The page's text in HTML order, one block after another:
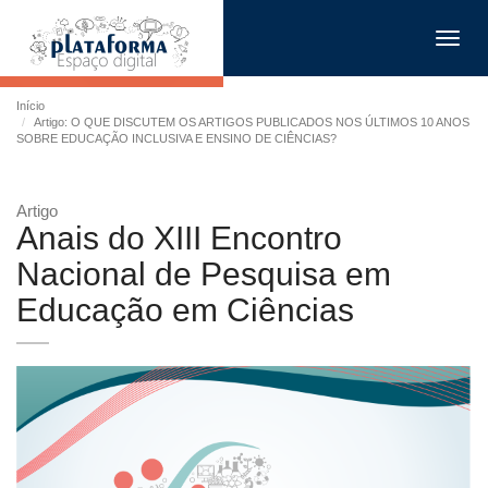
Início
Artigo: O QUE DISCUTEM OS ARTIGOS PUBLICADOS NOS ÚLTIMOS 10 ANOS
SOBRE EDUCAÇÃO INCLUSIVA E ENSINO DE CIÊNCIAS?
Artigo
Anais do XIII Encontro
Nacional de Pesquisa em
Educação em Ciências